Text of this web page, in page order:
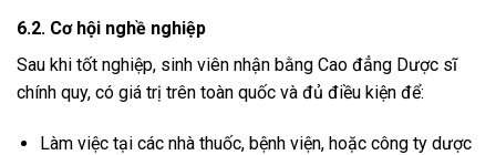
6.2. Cơ hội nghề nghiệp
Sau khi tốt nghiệp, sinh viên nhận bằng Cao đẳng Dược sĩ
chính quy, có giá trị trên toàn quốc và đủ điều kiện để:
Làm việc tại các nhà thuốc, bệnh viện, hoặc công ty dược